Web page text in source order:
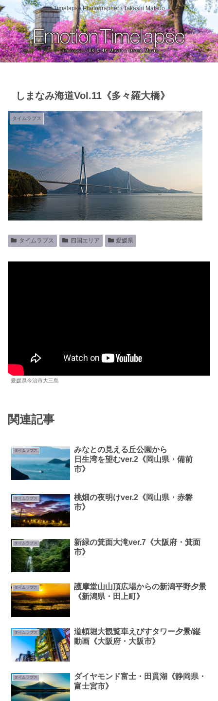
Timelapse Photographer / Takashi Matsuo
しまなみ海道Vol.11《多々羅大橋》
タイムラプス
タイムラプス 四国エリア 愛媛県
愛媛県今治市大三島
関連記事
タイムラプス
みなとの見える丘公園から
日生湾を望むver.2《岡山県・備前
市》
タイムラプス
桃畑の夜明けver.2《岡山県・赤磐
市》
タイムラプス
新緑の箕面大滝ver.7《大阪府・箕面
市》
タイムラプス
護摩堂山山頂広場からの新潟平野夕景
《新潟県・田上町》
タイムラプス
道頓堀大観覧車えびすタワー夕景/縦
動画《大阪府・大阪市》
タイムラプス
ダイヤモンド富士・田貫湖《静岡県・
富士宮市》